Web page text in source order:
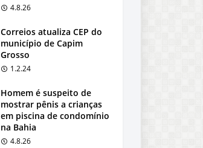
4.8.26
Correios atualiza CEP do
município de Capim
Grosso
1.2.24
Homem é suspeito de
mostrar pênis a crianças
em piscina de condomínio
na Bahia
4.8.26